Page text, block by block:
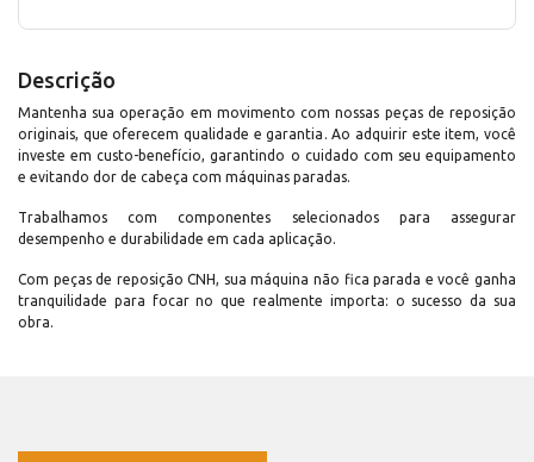
Descrição
Mantenha sua operação em movimento com nossas peças de reposição
originais, que oferecem qualidade e garantia. Ao adquirir este item, você
investe em custo-benefício, garantindo o cuidado com seu equipamento
e evitando dor de cabeça com máquinas paradas.
Trabalhamos com componentes selecionados para assegurar
desempenho e durabilidade em cada aplicação.
Com peças de reposição CNH, sua máquina não fica parada e você ganha
tranquilidade para focar no que realmente importa: o sucesso da sua
obra.